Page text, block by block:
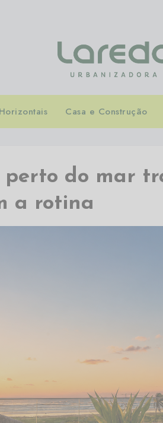
Casa e Construção
perto do mar
a rotina